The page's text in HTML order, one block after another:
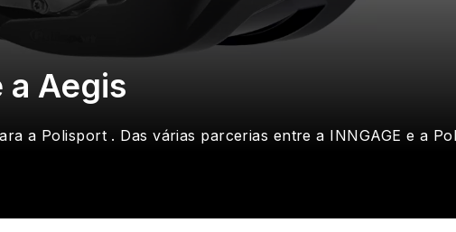
a Aegis
a Polisport . Das várias parcerias entre a INNGAGE e a